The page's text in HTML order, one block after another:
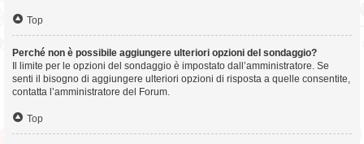
Top
Perché non è possibile aggiungere ulteriori opzioni del sondaggio?
Il limite per le opzioni del sondaggio è impostato dall’amministratore. Se
senti il bisogno di aggiungere ulteriori opzioni di risposta a quelle consentite,
contatta l’amministratore del Forum.
Top